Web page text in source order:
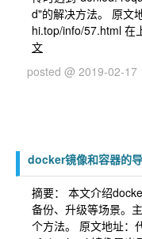
d"的解决方法。 原文
hi.top/info/57.html 在
文
posted @ 2019-02-17
docker镜像和容器的
摘要： 本文介绍
备份、升级等场景。
个方法。 原文地址：